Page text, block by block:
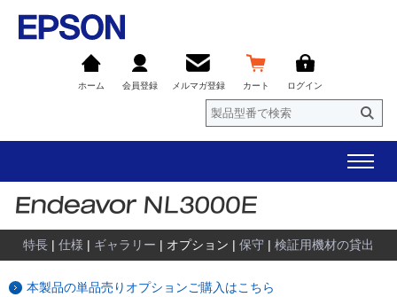
ホーム 会員登録 メルマガ登録 カート ログイン
特長 | 仕様 | ギャラリー | オプション | 保守 | 検証用機材の貸出
本製品の単品売りオプションご購入はこちら